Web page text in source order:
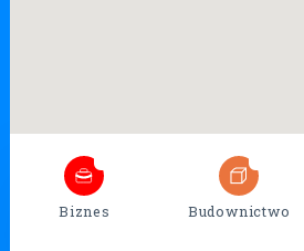
Biznes Budownictwo